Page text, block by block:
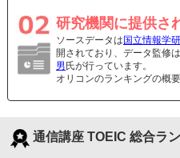
研究機関に提供さ
ソースデータは 国立情報学
開されており、データ監修
男 氏が行っています。
オリコンのランキングの概
通信講座 TOEIC 総合ラ